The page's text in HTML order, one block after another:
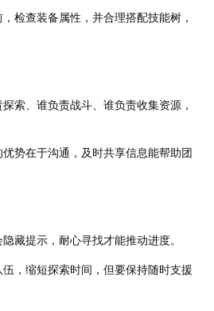
检查装备属性，并合理搭配技能树，
索、谁负责战斗、谁负责收集资源，
势在于沟通，及时共享信息能帮助团
藏提示，耐心寻找才能推动进度。
，缩短探索时间，但要保持随时支援